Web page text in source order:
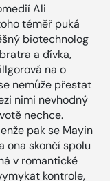
Ali
téměř puká
biotechnolog
a dívka,
na o
nemůže přestat
nimi nevhodný
nechce.
pak se Mayin
ona skončí spolu
v romantické
kontrole,